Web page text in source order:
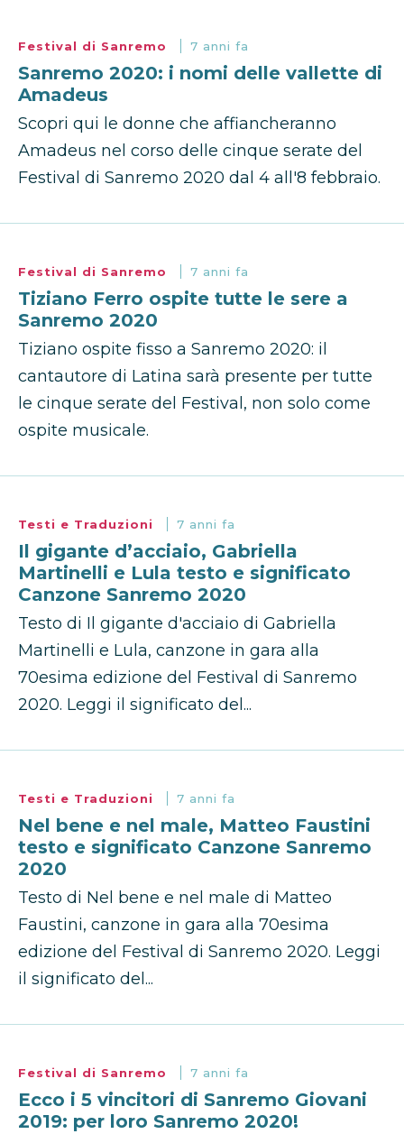
Festival di Sanremo 7 anni fa
Sanremo 2020: i nomi delle vallette di
Amadeus
Scopri qui le donne che affiancheranno
Amadeus nel corso delle cinque serate del
Festival di Sanremo 2020 dal 4 all'8 febbraio.
Festival di Sanremo 7 anni fa
Tiziano Ferro ospite tutte le sere a
Sanremo 2020
Tiziano ospite fisso a Sanremo 2020: il
cantautore di Latina sarà presente per tutte
le cinque serate del Festival, non solo come
ospite musicale.
Testi e Traduzioni 7 anni fa
Il gigante d’acciaio, Gabriella
Martinelli e Lula testo e significato
Canzone Sanremo 2020
Testo di Il gigante d'acciaio di Gabriella
Martinelli e Lula, canzone in gara alla
70esima edizione del Festival di Sanremo
2020. Leggi il significato del...
Testi e Traduzioni 7 anni fa
Nel bene e nel male, Matteo Faustini
testo e significato Canzone Sanremo
2020
Testo di Nel bene e nel male di Matteo
Faustini, canzone in gara alla 70esima
edizione del Festival di Sanremo 2020. Leggi
il significato del...
Festival di Sanremo 7 anni fa
Ecco i 5 vincitori di Sanremo Giovani
2019: per loro Sanremo 2020!